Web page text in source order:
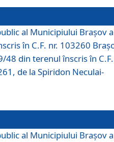
al Municipiului Braşov a
în C.F. nr. 103260
48 din terenul înscris în
de la Spiridon Neculai-
al Municipiului Braşov a